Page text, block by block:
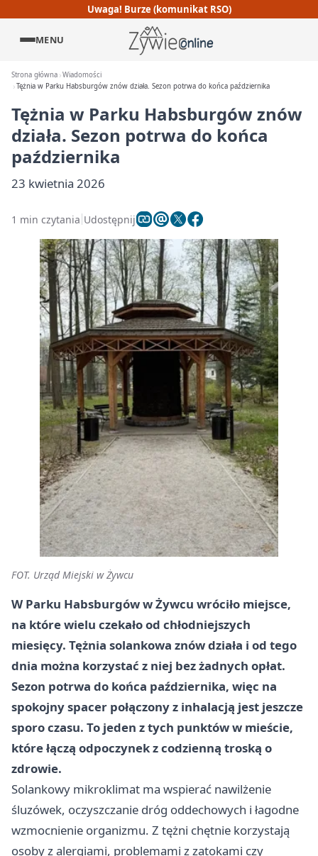
Uwaga! Burze (komunikat RSO)
MENU
Strona główna Wiadomości
Tężnia w Parku Habsburgów znów działa. Sezon potrwa do końca października
Tężnia w Parku Habsburgów znów
działa. Sezon potrwa do końca
października
23 kwietnia 2026
1 min czytania Udostępnij
FOT. Urząd Miejski w Żywcu
W Parku Habsburgów w Żywcu wróciło miejsce,
na które wielu czekało od chłodniejszych
miesięcy. Tężnia solankowa znów działa i od tego
dnia można korzystać z niej bez żadnych opłat.
Sezon potrwa do końca października, więc na
spokojny spacer połączony z inhalacją jest jeszcze
sporo czasu. To jeden z tych punktów w mieście,
które łączą odpoczynek z codzienną troską o
zdrowie.
Solankowy mikroklimat ma wspierać nawilżenie
śluzówek, oczyszczanie dróg oddechowych i łagodne
wzmocnienie organizmu. Z tężni chętnie korzystają
osoby z alergiami, problemami z zatokami czy